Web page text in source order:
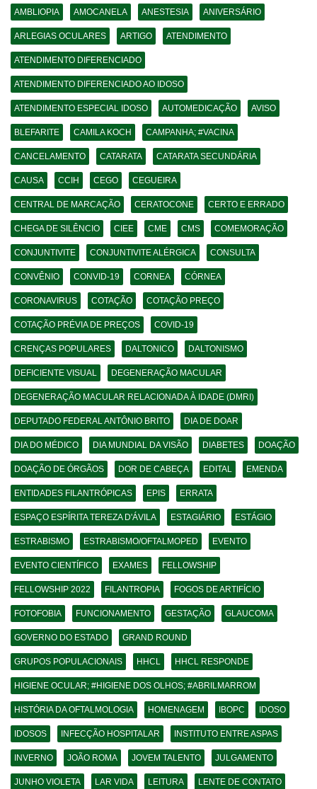
AMBLIOPIA AMOCANELA ANESTESIA ANIVERSÁRIO
ARLEGIAS OCULARES ARTIGO ATENDIMENTO
ATENDIMENTO DIFERENCIADO
ATENDIMENTO DIFERENCIADO AO IDOSO
ATENDIMENTO ESPECIAL IDOSO AUTOMEDICAÇÃO AVISO
BLEFARITE CAMILA KOCH CAMPANHA; #VACINA
CANCELAMENTO CATARATA CATARATA SECUNDÁRIA
CAUSA CCIH CEGO CEGUEIRA
CENTRAL DE MARCAÇÃO CERATOCONE CERTO E ERRADO
CHEGA DE SILÊNCIO CIEE CME CMS COMEMORAÇÃO
CONJUNTIVITE CONJUNTIVITE ALÉRGICA CONSULTA
CONVÊNIO CONVID-19 CORNEA CÓRNEA
CORONAVIRUS COTAÇÃO COTAÇÃO PREÇO
COTAÇÃO PRÉVIA DE PREÇOS COVID-19
CRENÇAS POPULARES DALTONICO DALTONISMO
DEFICIENTE VISUAL DEGENERAÇÃO MACULAR
DEGENERAÇÃO MACULAR RELACIONADA À IDADE (DMRI)
DEPUTADO FEDERAL ANTÔNIO BRITO DIA DE DOAR
DIA DO MÉDICO DIA MUNDIAL DA VISÃO DIABETES DOAÇÃO
DOAÇÃO DE ÓRGÃOS DOR DE CABEÇA EDITAL EMENDA
ENTIDADES FILANTRÓPICAS EPIS ERRATA
ESPAÇO ESPÍRITA TEREZA D'ÁVILA ESTAGIÁRIO ESTÁGIO
ESTRABISMO ESTRABISMO/OFTALMOPED EVENTO
EVENTO CIENTÍFICO EXAMES FELLOWSHIP
FELLOWSHIP 2022 FILANTROPIA FOGOS DE ARTIFÍCIO
FOTOFOBIA FUNCIONAMENTO GESTAÇÃO GLAUCOMA
GOVERNO DO ESTADO GRAND ROUND
GRUPOS POPULACIONAIS HHCL HHCL RESPONDE
HIGIENE OCULAR; #HIGIENE DOS OLHOS; #ABRILMARROM
HISTÓRIA DA OFTALMOLOGIA HOMENAGEM IBOPC IDOSO
IDOSOS INFECÇÃO HOSPITALAR INSTITUTO ENTRE ASPAS
INVERNO JOÃO ROMA JOVEM TALENTO JULGAMENTO
JUNHO VIOLETA LAR VIDA LEITURA LENTE DE CONTATO